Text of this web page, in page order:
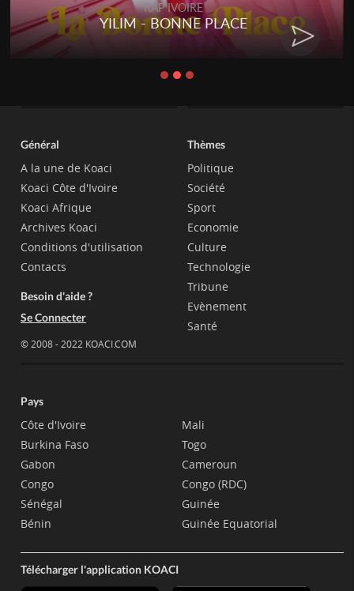
RAP IVOIRE
YILIM - BONNE PLACE
Général
A la une de Koaci
Koaci Côte d'Ivoire
Koaci Afrique
Archives Koaci
Conditions d'utilisation
Contacts
Besoin d'aide ?
Se Connecter
© 2008 - 2022 KOACI.COM
Thèmes
Politique
Société
Sport
Economie
Culture
Technologie
Tribune
Evènement
Santé
Pays
Côte d'Ivoire
Burkina Faso
Gabon
Congo
Sénégal
Bénin
Mali
Togo
Cameroun
Congo (RDC)
Guinée
Guinée Equatorial
Télécharger l'application KOACI